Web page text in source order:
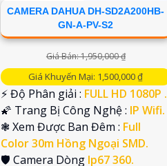
CAMERA DAHUA DH-SD2A200HB-
GN-A-PV-S2
Giá Bán: 1,950,000 ₫
Giá Khuyến Mại: 1,500,000 ₫
️⚡ Độ Phân giải : FULL HD 1080P .
🌠 Trang Bị Công Nghệ : IP Wifi.
❃ Xem Được Ban Đêm : Full
Color 30m Hồng Ngoại SMD.
🛡 Camera Dòng Ip67 360.